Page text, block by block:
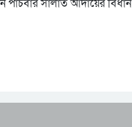
পাঁচবার সালাত আদায়ের